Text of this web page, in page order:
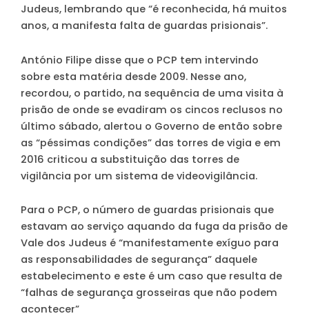
Judeus, lembrando que “é reconhecida, há muitos
anos, a manifesta falta de guardas prisionais”.
António Filipe disse que o PCP tem intervindo
sobre esta matéria desde 2009. Nesse ano,
recordou, o partido, na sequência de uma visita à
prisão de onde se evadiram os cincos reclusos no
último sábado, alertou o Governo de então sobre
as “péssimas condições” das torres de vigia e em
2016 criticou a substituição das torres de
vigilância por um sistema de videovigilância.
Para o PCP, o número de guardas prisionais que
estavam ao serviço aquando da fuga da prisão de
Vale dos Judeus é “manifestamente exíguo para
as responsabilidades de segurança” daquele
estabelecimento e este é um caso que resulta de
“falhas de segurança grosseiras que não podem
acontecer”